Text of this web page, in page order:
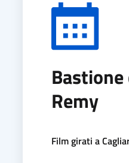
Remy
Film girati a